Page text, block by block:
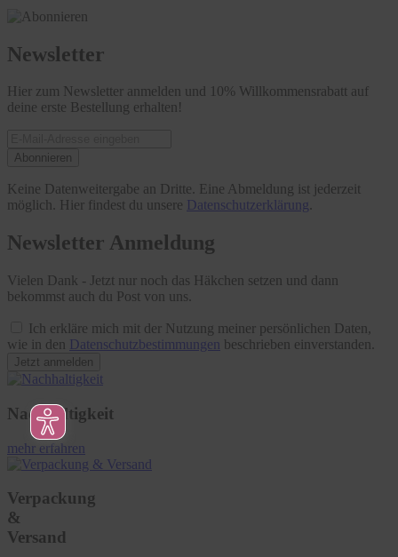
Newsletter
Hier zum Newsletter anmelden und 10% Willkommensrabatt auf
deine erste Bestellung erhalten!
Abonnieren
Keine Datenweitergabe an Dritte. Eine Abmeldung ist jederzeit
möglich. Hier findest du unsere
Datenschutzerklärung
Newsletter Anmeldung
Vielen Dank - Jetzt nur noch das Häkchen setzen und dann
bekommst auch du Post von uns.
Ich erkläre mich mit der Nutzung meiner persönlichen Daten,
wie in den Datenschutzbestimmungen beschrieben einverstanden.
Jetzt anmelden
Nachhaltigkeit
mehr erfahren
Verpackung
&
Versand